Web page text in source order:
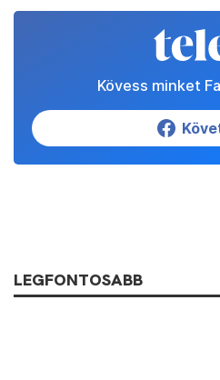
tájékozódnia magánorvosi
kapcsolatban, akkor
utánaolvasni szakértői
szakember ingyenes
kiválasztjuk a hozzánk illő